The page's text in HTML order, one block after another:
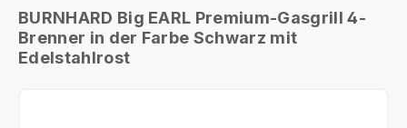
BURNHARD Big EARL Premium-Gasgrill 4-
Brenner in der Farbe Schwarz mit
Edelstahlrost